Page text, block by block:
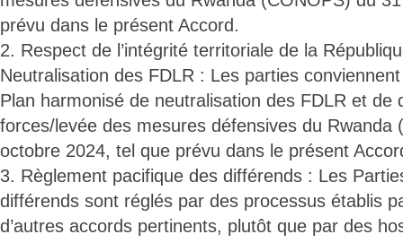
prévu dans le présent Accord.
2. Respect de l’intégrité territoriale de la
Neutralisation des FDLR : Les parties
Plan harmonisé de neutralisation des FDLR et de
forces/levée des mesures défensives du Rwanda
octobre 2024, tel que prévu dans le présent
3. Règlement pacifique des différends : Les
différends sont réglés par des processus établis
d’autres accords pertinents, plutôt que par des